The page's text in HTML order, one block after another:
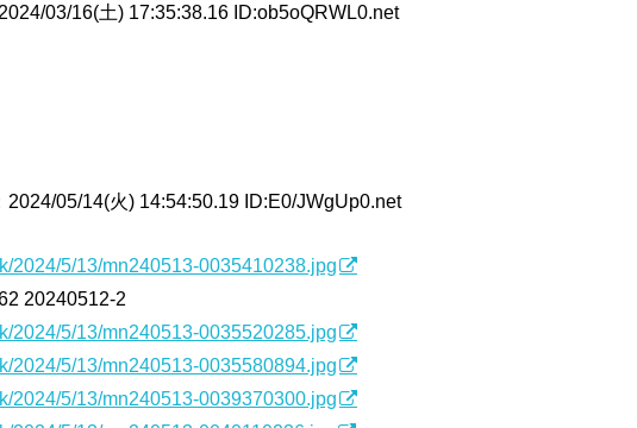
2024/03/16(土) 17:35:38.16 ID:ob5oQRWL0.net
2024/05/14(火) 14:54:50.19 ID:E0/JWgUp0.net
2024/5/13/mn240513-0035410238.jpg
20240512-2
2024/5/13/mn240513-0035520285.jpg
2024/5/13/mn240513-0035580894.jpg
2024/5/13/mn240513-0039370300.jpg